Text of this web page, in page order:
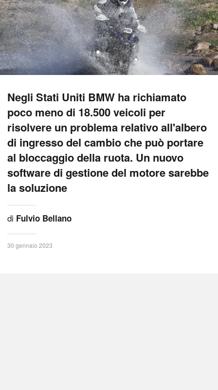
Negli Stati Uniti BMW ha richiamato
poco meno di 18.500 veicoli per
risolvere un problema relativo all'albero
di ingresso del cambio che può portare
al bloccaggio della ruota. Un nuovo
software di gestione del motore sarebbe
la soluzione
di Fulvio Bellano
30 gennaio 2023